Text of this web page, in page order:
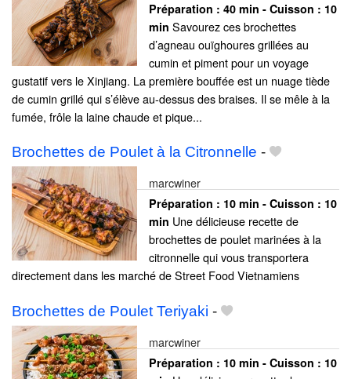
Préparation : 40 min - Cuisson : 10
min Savourez ces brochettes
d’agneau ouïghoures grillées au
cumin et piment pour un voyage
gustatif vers le Xinjiang. La première bouffée est un nuage tiède
de cumin grillé qui s’élève au-dessus des braises. Il se mêle à la
fumée, frôle la laine chaude et pique...
Brochettes de Poulet à la Citronnelle -
marcwiner
Préparation : 10 min - Cuisson : 10
min Une délicieuse recette de
brochettes de poulet marinées à la
citronnelle qui vous transportera
directement dans les marché de Street Food Vietnamiens
Brochettes de Poulet Teriyaki -
marcwiner
Préparation : 10 min - Cuisson : 10